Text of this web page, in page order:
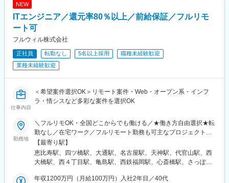
ぽろ駅、函館駅前駅、津軽五所川原駅、田茂山駅、あおば通駅、
曽根田駅、鷹巣駅、工機前駅、佐貫駅、宇都宮駅東口駅、今市
駅、中央前橋駅、西桐生駅、北朝霞駅、池ノ上駅、蓮沼駅、西葛
西駅、牛田駅(東京都)、板橋区役所前駅、京王八王子駅、北品川
駅、赤羽岩淵駅、新宿駅(東京メトロ)、東池袋駅、不動前駅、住吉
駅(東京都)、六本木一丁目駅、布田駅、稲荷町駅(東京都)、立川北
駅、三越前駅、二重橋前駅、桜街道駅、京成船橋駅、京成千葉
逗子・葉山駅、西松本駅、岩村田駅、南豊科駅、上大月駅、志貴
野中学校前駅、新魚津駅、北鉄金沢駅、福井駅、新浜松駅、新静
各務原駅、新可児駅、ＪＲ河内永和駅、大阪梅田駅(阪急線)、九条
駅(京都府)、田中口駅、山陽姫路駅、西宮駅、山陽明石駅、ハーバ
ーランド駅、宝塚南口駅、新伊丹駅、芦屋川駅、上栄町駅、新八
日市駅、倉敷駅、岡山駅前駅、電鉄出雲市駅、高知駅前駅、宮田
町駅、高松築港駅、眉山ロープウェイ山麓駅、西鉄福岡駅、鹿児
本町駅、西早稲田駅、青井駅、高津駅(神奈川県)、大阪難波駅、大
NEW
ITエンジニア／還元率80％以上／前給保証／フルリモ
ート可
フルウィル株式会社
正社員 転勤なし 5名以上採用
職種未経験歓迎
業種未経験歓迎
仕事内容
＜希望案件選択OK＞リモート案件・Web・オープン系・インフ
ラ・情シスなど多彩な案件を選択OK
勤務地
＼フルリモOK・全国どこからでも働ける／★働き方自由選択★転
勤なし／在宅ワーク／フルリモート勤務も可主なプロジェクト先
関東・関西・北海道・愛知・福岡のプロジェクト先◎U/Iターン歓
迎！ ※ご自身のご希望や居住地を考慮し、決定します。 ※転居
を伴う転勤はありません。◎自動車通勤可能な案件もあり本社／
駅」徒歩1分└東京メトロ日比谷線「恵比寿駅」徒歩3分大阪支社
【最寄り駅】
恵比寿駅、四ツ橋駅、大通駅、名古屋駅、天神駅、代官山駅、西
大橋駅、西４丁目駅、亀島駅、西鉄福岡駅、心斎橋駅、さっぽろ
年収1200万円（月給100万円）入社2年目／40代